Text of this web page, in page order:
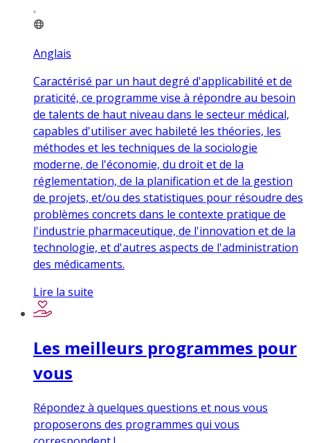
Anglais
Caractérisé par un haut degré d'applicabilité et de
praticité, ce programme vise à répondre au besoin
de talents de haut niveau dans le secteur médical,
capables d'utiliser avec habileté les théories, les
méthodes et les techniques de la sociologie
moderne, de l'économie, du droit et de la
réglementation, de la planification et de la gestion
de projets, et/ou des statistiques pour résoudre des
problèmes concrets dans le contexte pratique de
l'industrie pharmaceutique, de l'innovation et de la
technologie, et d'autres aspects de l'administration
des médicaments.
Lire la suite
Les meilleurs programmes pour
vous
Répondez à quelques questions et nous vous
proposerons des programmes qui vous